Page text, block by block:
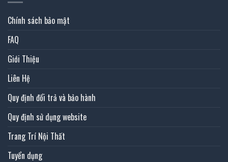
Chính sách bảo mật
FAQ
Giới Thiệu
Liên Hệ
Quy định đổi trả và bảo hành
Quy định sử dụng website
Trang Trí Nội Thất
Tuyển dụng